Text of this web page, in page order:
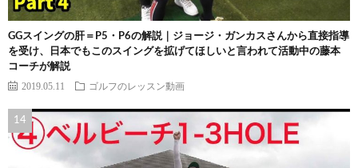
GGスイングの肝＝P5・P6の解説｜ジョージ・ガンカスさんから直接指導
を受け、日本でもこのスイングを拡げてほしいと言われて活動中の藤本
コーチが解説
2019.05.11 ゴルフのレッスン動画